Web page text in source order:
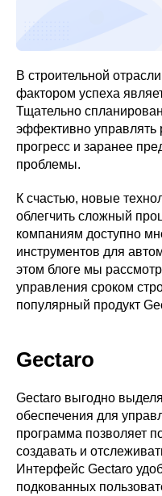
В строительной
фактором успеха
Тщательно
эффективно управлять
прогресс и заранее
проблемы.
К счастью, новые
облегчить сложный
компаниям доступно
инструментов для
этом блоге мы
управления сроком
популярный продукт
Gectaro
Gectaro выгодно
обеспечения для
программа позволяет
создавать и
Интерфейс Gectaro
подкованных